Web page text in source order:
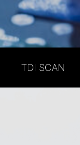
TDI SCAN